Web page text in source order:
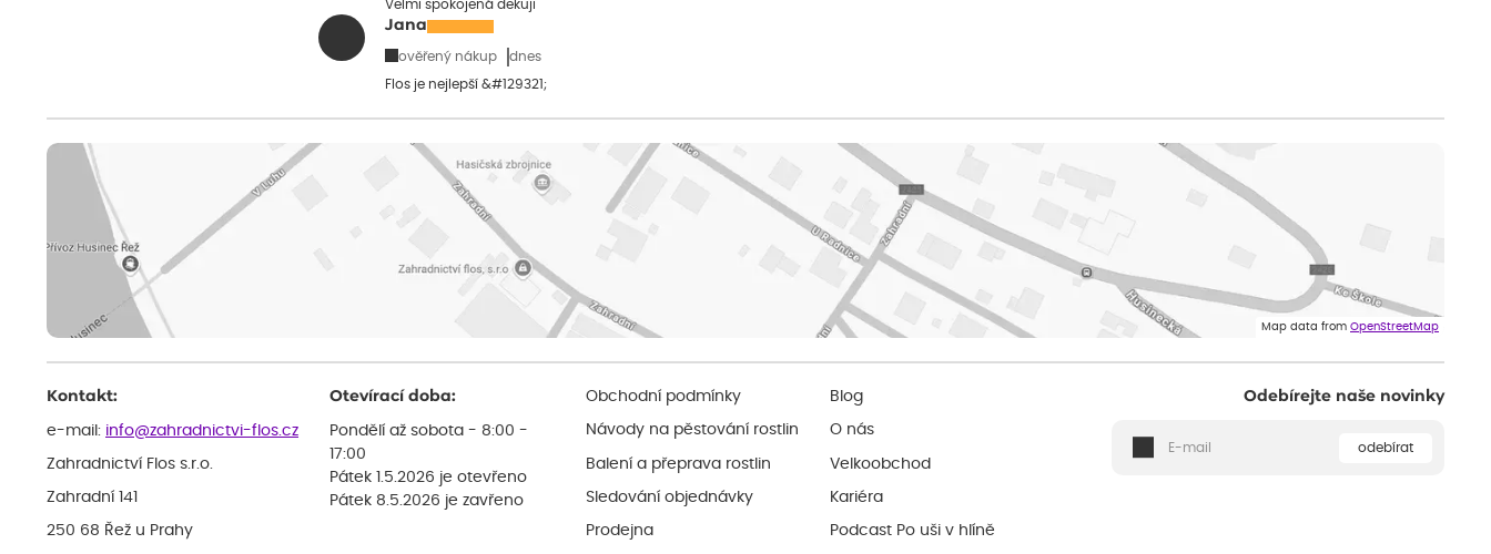
Velmi spokojená dekuji
Jana
ověřený nákup dnes
Flos je nejlepší &#129321;
Map data from OpenStreetMap
Kontakt:
e-mail: info@zahradnictvi-flos.cz
Zahradnictví Flos s.r.o.
Zahradní 141
250 68 Řež u Prahy
Otevírací doba:
Pondělí až sobota - 8:00 -
17:00
Pátek 1.5.2026 je otevřeno
Pátek 8.5.2026 je zavřeno
Obchodní podmínky
Návody na pěstování rostlin
Balení a přeprava rostlin
Sledování objednávky
Prodejna
Blog
O nás
Velkoobchod
Kariéra
Podcast Po uši v hlíně
Odebírejte naše novinky
odebírat